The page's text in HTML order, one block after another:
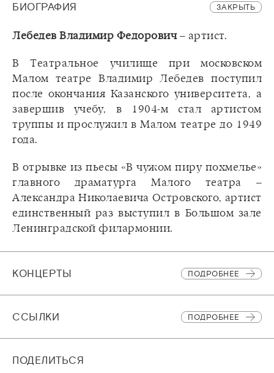
БИОГРАФИЯ ЗАКРЫТЬ
Лебедев Владимир Федорович– артист.
В Театральное училище при московском
Малом театре Владимир Лебедев поступил
после окончания Казанского университета, а
завершив учебу, в 1904-м стал артистом
труппы и прослужил в Малом театре до 1949
года.
В отрывке из пьесы «В чужом пиру похмелье»
главного драматурга Малого театра –
Александра Николаевича Островского, артист
единственный раз выступил в Большом зале
Ленинградской филармонии.
КОНЦЕРТЫ ПОДРОБНЕЕ
CСЫЛКИ ПОДРОБНЕЕ
ПОДЕЛИТЬСЯ